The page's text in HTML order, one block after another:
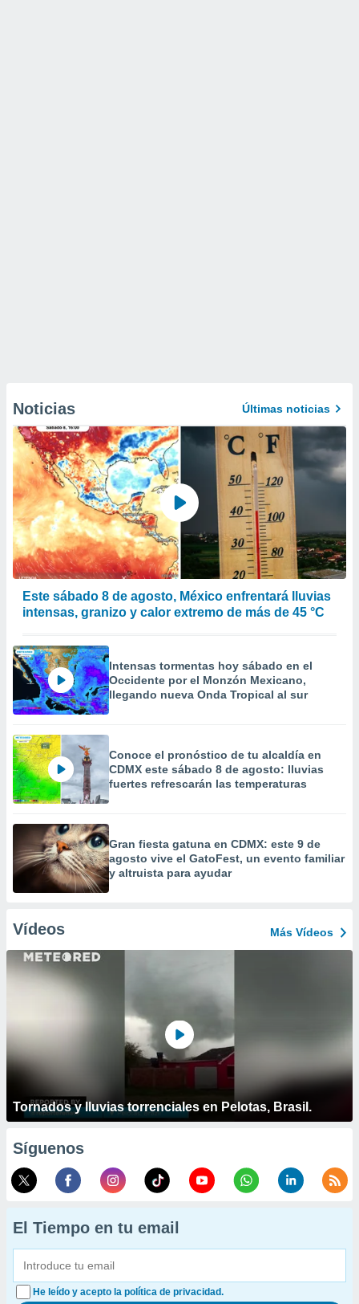
Noticias Últimas noticias
Este sábado 8 de agosto, México enfrentará lluvias
intensas, granizo y calor extremo de más de 45 °C
Intensas tormentas hoy sábado en el
Occidente por el Monzón Mexicano,
llegando nueva Onda Tropical al sur
Conoce el pronóstico de tu alcaldía en
CDMX este sábado 8 de agosto: lluvias
fuertes refrescarán las temperaturas
Gran fiesta gatuna en CDMX: este 9 de
agosto vive el GatoFest, un evento familiar
y altruista para ayudar
Vídeos Más Vídeos
Tornados y lluvias torrenciales en Pelotas, Brasil.
Síguenos
El Tiempo en tu email
He leído y acepto la política de privacidad.